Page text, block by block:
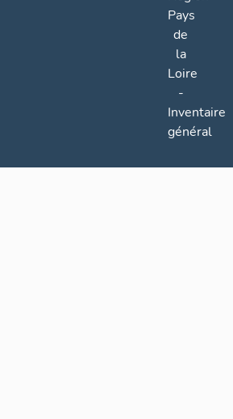
Pays
de
la
Loire
-
Inventaire
général